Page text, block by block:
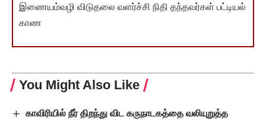
இணையம்வழி விடுதலை வளர்ச்சி நிதி தந்தவர்கள் பட்டியல்
காண
You Might Also Like
காவிரியில் நீர் திறந்து விட கருநாடகத்தை வலியுறுத்த